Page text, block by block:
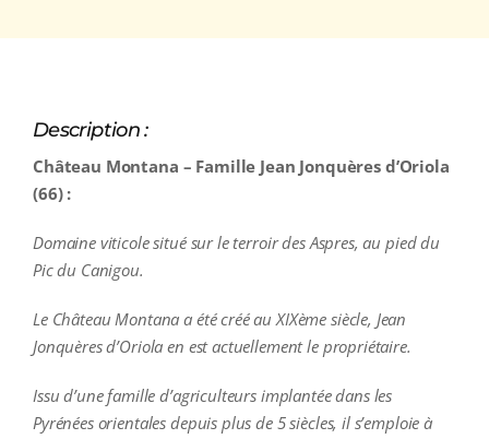
Description :
Château Montana – Famille Jean Jonquères d’Oriola
(66) :
Domaine viticole situé sur le terroir des Aspres, au pied du
Pic du Canigou.
Le Château Montana a été créé au XIXème siècle, Jean
Jonquères d’Oriola en est actuellement le propriétaire.
Issu d’une famille d’agriculteurs implantée dans les
Pyrénées orientales depuis plus de 5 siècles, il s’emploie à